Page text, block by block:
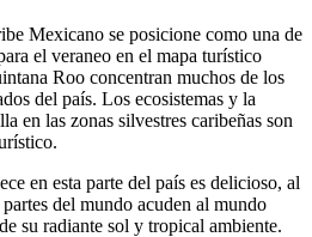
Mexicano se posicione como una de
el veraneo en el mapa turístico
Roo concentran muchos de los
del país. Los ecosistemas y la
en las zonas silvestres caribeñas son
en esta parte del país es delicioso, al
del mundo acuden al mundo
su radiante sol y tropical ambiente.